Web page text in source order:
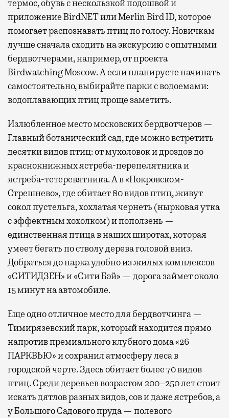
термос, обувь с нескользкой подошвой и
приложение BirdNET или Merlin Bird ID, которое
помогает распознавать птиц по голосу. Новичкам
лучше сначала сходить на экскурсию с опытными
бердвотчерами, например, от проекта
Birdwatching Moscow. А если планируете начинать
самостоятельно, выбирайте парки с водоемами:
водоплавающих птиц проще заметить.
Излюбленное место московских бердвотчеров —
Главный ботанический сад, где можно встретить
десятки видов птиц: от мухоловок и дроздов до
краснокнижных ястреба-перепелятника и
ястреба-тетеревятника. А в «Покровском-
Стрешнево», где обитает 80 видов птиц, живут
сокол пустельга, хохлатая чернеть (нырковая утка
с эффектным хохолком) и поползень —
единственная птица в наших широтах, которая
умеет бегать по стволу дерева головой вниз.
Добраться до парка удобно из жилых комплексов
«СИТИДЗЕН» и «Сити Бэй» — дорога займет около
15 минут на автомобиле.
Еще одно отличное место для бердвотчинга —
Тимирязевский парк, который находится прямо
напротив премиального клубного дома «26
ПАРКВЬЮ» и сохранил атмосферу леса в
городской черте. Здесь обитает более 70 видов
птиц. Среди деревьев возрастом 200–250 лет стоит
искать дятлов разных видов, сов и даже ястребов, а
у Большого Садового пруда — полевого